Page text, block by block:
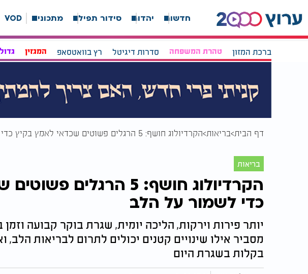
חדשות יהדות סידור תפילה מתכונים VOD
ברכת המזון טהרת המשפחה סדרות דיגיטל רץ בוואטסאפ המגזין
דף הבית בריאות הקרדיולוג חושף: 5 הרגלים פשוטים שכדאי לאמץ בקיץ כדי לשמור על הלב
בריאות
הקרדיולוג חושף: 5
כדי לשמור על הלב
יותר פירות וירקות, הליכה יומית, שגרת בוקר קבועה וזמן
מסביר אילו שינויים קטנים יכולים לתרום לבריאות
בקלות בשגרת היום